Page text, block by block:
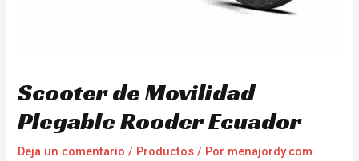
Scooter de Movilidad
Plegable Rooder Ecuador
Deja un comentario / Productos / Por menajordy.com